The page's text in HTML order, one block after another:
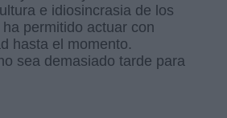
e idiosincrasia de los
permitido actuar con
hasta el momento.
sea demasiado tarde para